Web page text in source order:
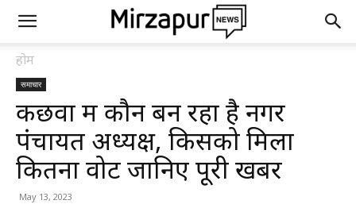
होम
समाचार
कछवा में कौन बन रहा है नगर
पंचायत अध्यक्ष, किसको मिला
कितना वोट जानिए पूरी खबर
May 13, 2023